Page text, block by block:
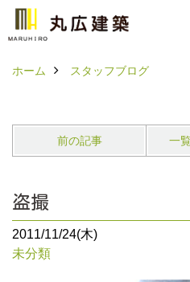
ホーム スタッフブログ
前の記事 一
盗撮
2011/11/24(木)
未分類